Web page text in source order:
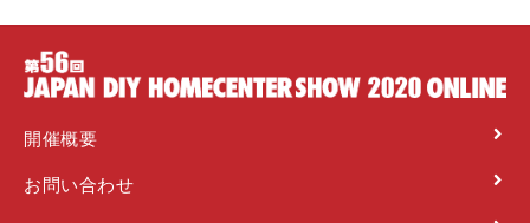
開催概要
お問い合わせ